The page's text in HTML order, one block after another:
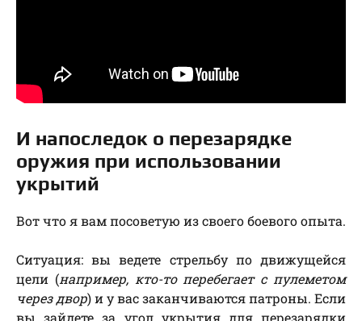
И напоследок о перезарядке
оружия при использовании
укрытий
Вот что я вам посоветую из своего боевого опыта.
Ситуация: вы ведете стрельбу по движущейся
цели (например, кто-то перебегает с пулеметом
через двор) и у вас заканчиваются патроны. Если